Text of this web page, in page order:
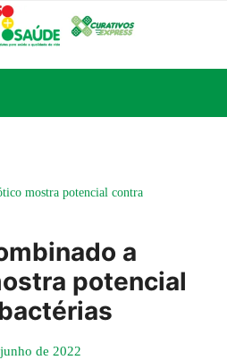
mostra potencial contra
a
potencial
de 2022